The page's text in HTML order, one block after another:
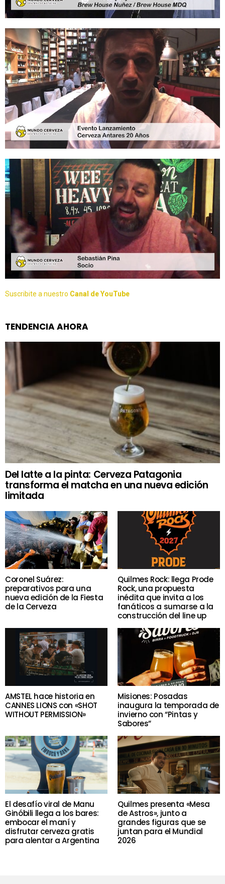
Suscribite a nuestro Canal de YouTube
TENDENCIA AHORA
Del latte a la pinta: Cerveza Patagonia
transforma el matcha en una nueva edición
limitada
Coronel Suárez:
preparativos para una
nueva edición de la Fiesta
de la Cerveza
Quilmes Rock: llega Prode
Rock, una propuesta
inédita que invita a los
fanáticos a sumarse a la
construcción del line up
AMSTEL hace historia en
CANNES LIONS con «SHOT
WITHOUT PERMISSION»
Misiones: Posadas
inaugura la temporada de
invierno con “Pintas y
Sabores”
El desafío viral de Manu
Ginóbili llega a los bares:
embocar el maní y
disfrutar cerveza gratis
para alentar a Argentina
Quilmes presenta «Mesa
de Astros», junto a
grandes figuras que se
juntan para el Mundial
2026